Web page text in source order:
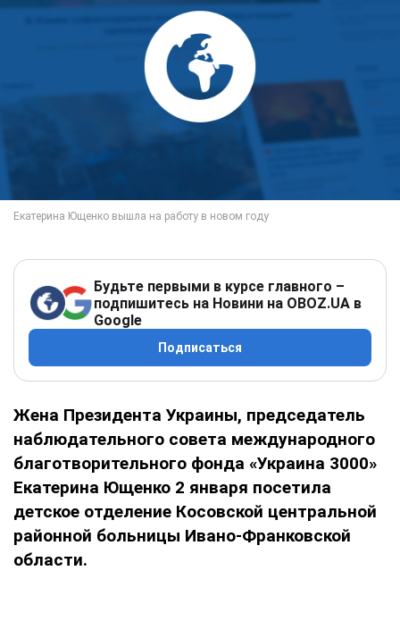
Будьте первыми в курсе главного –
подпишитесь на Новини на OBOZ.UA в
Google
Подписаться
Жена Президента Украины, председатель
наблюдательного совета международного
благотворительного фонда «Украина 3000»
Екатерина Ющенко 2 января посетила
детское отделение Косовской центральной
районной больницы Ивано-Франковской
области.